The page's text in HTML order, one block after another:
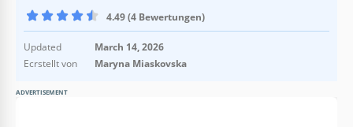
4.49 (4 Bewertungen)
Updated
March 14, 2026
Ecrstellt von
Maryna Miaskovska
ADVERTISEMENT